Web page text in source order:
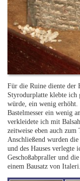
Für die Ruine diente der
Styrodurplatte klebte ich
würde, ein wenig erhöht.
Bastelmesser ein wenig
verkleidete ich mit
zeitweise eben auch
Anschließend wurden
und des Hauses
Geschoßabpraller und
einem Bausatz von